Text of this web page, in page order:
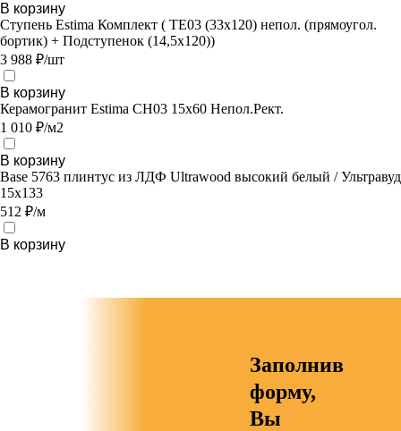
В корзину
Ступень Estima Комплект ( TE03 (33x120) непол. (прямоугол.
бортик) + Подступенок (14,5x120))
3 988 ₽/шт
В корзину
Керамогранит Estima CH03 15x60 Непол.Рект.
1 010 ₽/м2
В корзину
Base 5763 плинтус из ЛДФ Ultrawood высокий белый / Ультравуд
15х133
512 ₽/м
В корзину
Заполнив
форму,
Вы